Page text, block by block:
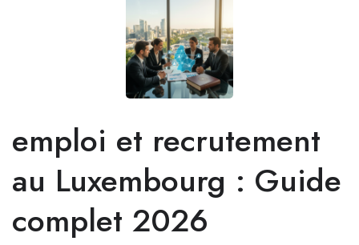
emploi et recrutement
au Luxembourg : Guide
complet 2026